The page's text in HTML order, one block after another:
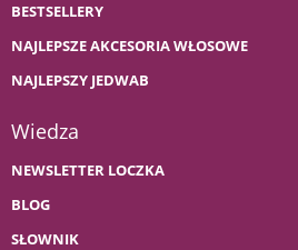
BESTSELLERY
NAJLEPSZE AKCESORIA WŁOSOWE
NAJLEPSZY JEDWAB
Wiedza
NEWSLETTER LOCZKA
BLOG
SŁOWNIK